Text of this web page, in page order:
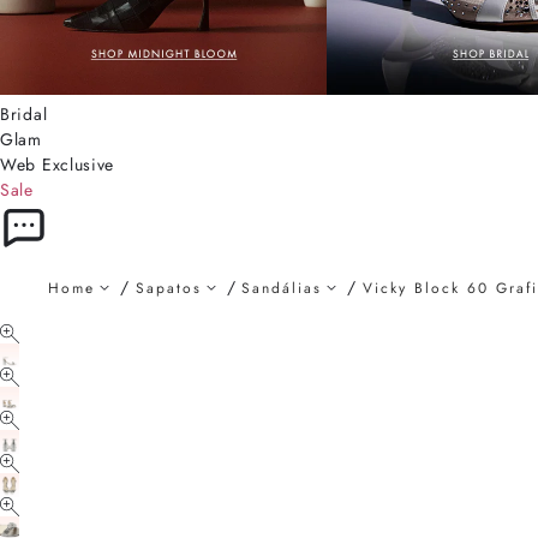
Bridal
Glam
Web Exclusive
Sale
Home Sapatos Sandálias Vicky Block 60